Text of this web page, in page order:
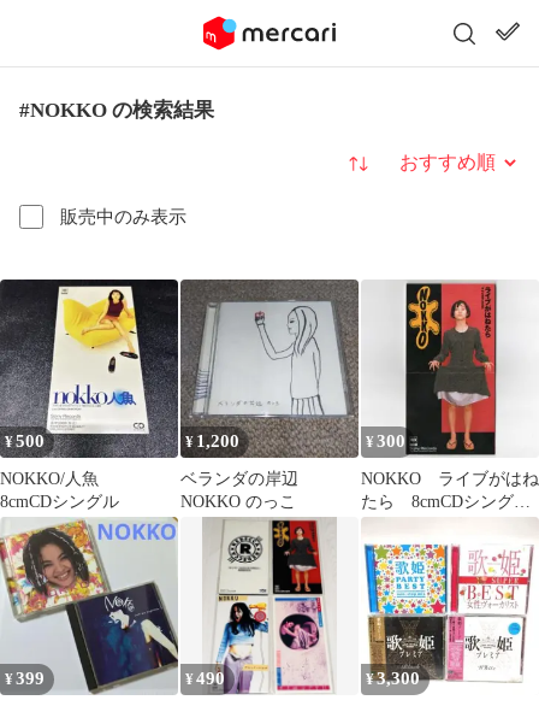
#NOKKO の検索結果
販売中のみ表示
並び替え
¥500
NOKKO/人魚
8cmCDシングル
¥ 1,200
ベランダの岸辺
NOKKO のっこ
¥300
NOKKO ライブがはね
たら 8cmCDシング
み品
¥399 ¥490 ¥3,300